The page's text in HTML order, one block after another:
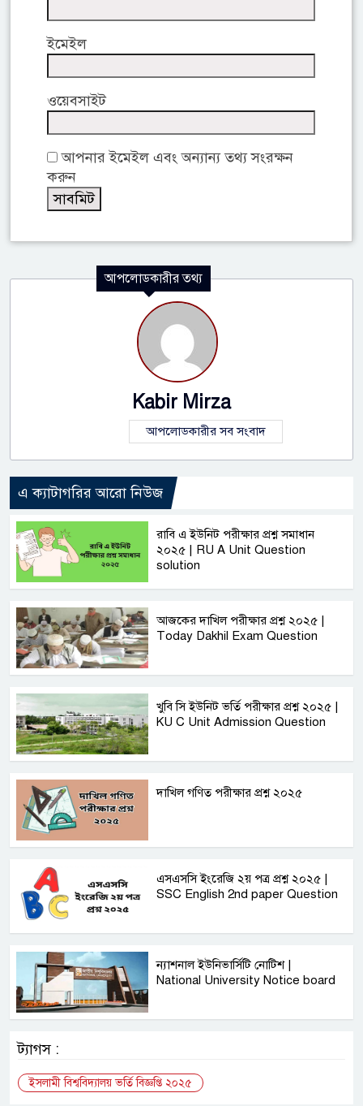
ইমেইল
ওয়েবসাইট
আপনার ইমেইল এবং অন্যান্য তথ্য সংরক্ষন
করুন
আপলোডকারীর তথ্য
Kabir Mirza
আপলোডকারীর সব সংবাদ
এ ক্যাটাগরির আরো নিউজ
রাবি এ ইউনিট পরীক্ষার প্রশ্ন সমাধান
২০২৫ | RU A Unit Question
solution
আজকের দাখিল পরীক্ষার প্রশ্ন ২০২৫ |
Today Dakhil Exam Question
খুবি সি ইউনিট ভর্তি পরীক্ষার প্রশ্ন ২০২৫ |
KU C Unit Admission Question
দাখিল গণিত পরীক্ষার প্রশ্ন ২০২৫
এসএসসি ইংরেজি ২য় পত্র প্রশ্ন ২০২৫ |
SSC English‌ 2nd paper Question
ন্যাশনাল ইউনিভার্সিটি নোটিশ |
National University Notice board
ট্যাগস :
ইসলামী বিশ্ববিদ্যালয় ভর্তি বিজ্ঞপ্তি ২০২৫